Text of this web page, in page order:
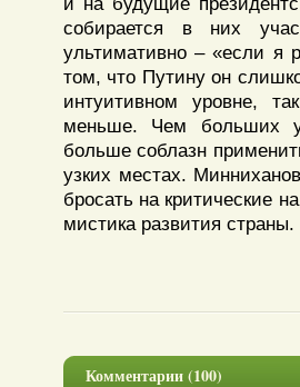
собирается в них
ультимативно – «если я
том, что Путину он
интуитивном уровне,
меньше. Чем больших
больше соблазн
узких местах.
бросать на критические
мистика развития страны.
Комментарии (100)